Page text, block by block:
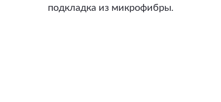
подкладка из микрофибры.